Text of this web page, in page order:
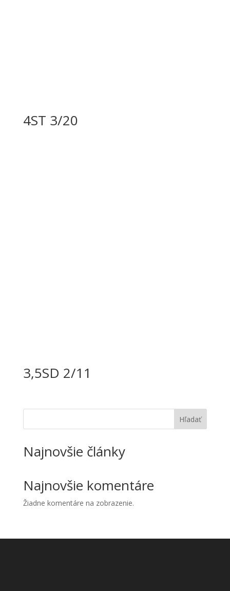
4ST 3/20
3,5SD 2/11
Hľadať
Najnovšie články
Najnovšie komentáre
Žiadne komentáre na zobrazenie.